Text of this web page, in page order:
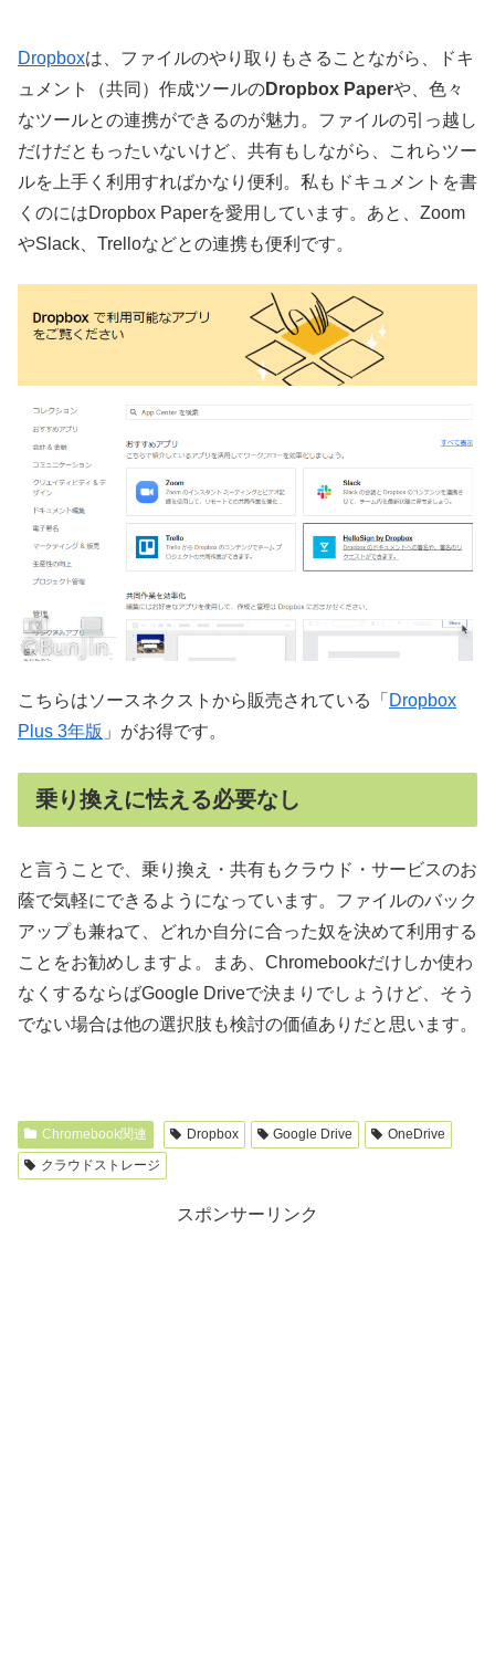
Dropboxは、ファイルのやり取りもさることながら、ドキ
ュメント（共同）作成ツールのDropbox Paperや、色々
なツールとの連携ができるのが魅力。ファイルの引っ越し
だけだともったいないけど、共有もしながら、これらツー
ルを上手く利用すればかなり便利。私もドキュメントを書
くのにはDropbox Paperを愛用しています。あと、Zoom
やSlack、Trelloなどとの連携も便利です。
こちらはソースネクストから販売されている「 Dropbox
Plus 3年版 」がお得です。
乗り換えに怯える必要なし
と言うことで、乗り換え・共有もクラウド・サービスのお
蔭で気軽にできるようになっています。ファイルのバック
アップも兼ねて、どれか自分に合った奴を決めて利用する
ことをお勧めしますよ。まあ、Chromebookだけしか使わ
なくするならばGoogle Driveで決まりでしょうけど、そう
でない場合は他の選択肢も検討の価値ありだと思います。
Chromebook関連 Dropbox Google Drive
OneDrive
クラウドストレージ
スポンサーリンク